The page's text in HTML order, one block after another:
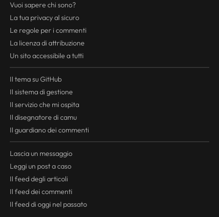
Vuoi sapere chi sono?
La tua privacyal sicuro
Le regole per i commenti
La licenza di attribuzione
Un sito accessibile a tutti
Il tema su GitHub
Il sistema di gestione
Il servizio che mi ospita
Il disegnatore di camu
Il guardiano dei commenti
Lascia un messaggio
Leggi un post a caso
Il feeddegli articoli
Il feeddei commenti
Il feeddi oggi nel passato